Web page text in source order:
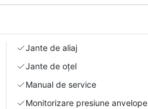
Jante de aliaj
Jante de oțel
Manual de service
Monitorizare presiune anvelope